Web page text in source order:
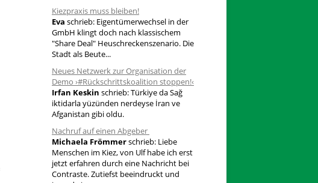
Kiezpraxis muss bleiben!
Eva schrieb: Eigentümerwechsel in der
GmbH klingt doch nach klassischem
"Share Deal" Heuschreckenszenario. Die
Stadt als Beute...
Neues Netzwerk zur Organisation der
Demo ›#Rückschrittskoalition stoppen!‹
Irfan Keskin schrieb:Türkiye da Sağ
iktidarla yüzünden nerdeyse İran ve
Afganistan gibi oldu.
Nachruf auf einen Abgeber
Michaela Frömmerschrieb: Liebe
Menschen im Kiez, von Ulf habe ich erst
jetzt erfahren durch eine Nachricht bei
Contraste. Zutiefst beeindruckt und